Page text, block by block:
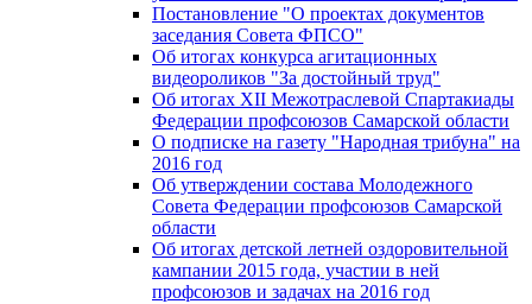
Постановление "О проектах документов
заседания Совета ФПСО"
Об итогах конкурса агитационных
видеороликов "За достойный труд"
Об итогах XII Межотраслевой Спартакиады
Федерации профсоюзов Самарской области
О подписке на газету "Народная трибуна" на
2016 год
Об утверждении состава Молодежного
Совета Федерации профсоюзов Самарской
области
Об итогах детской летней оздоровительной
кампании 2015 года, участии в ней
профсоюзов и задачах на 2016 год